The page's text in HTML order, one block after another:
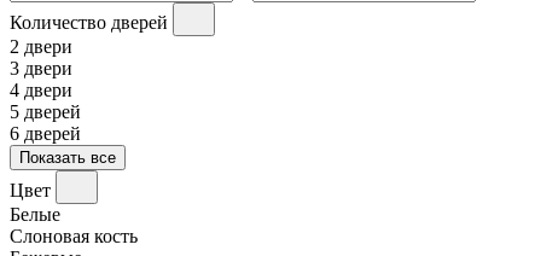
Количество дверей
2 двери
3 двери
4 двери
5 дверей
6 дверей
Показать все
Цвет
Белые
Слоновая кость